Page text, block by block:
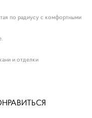
по радиусу с комфортными
и отделки